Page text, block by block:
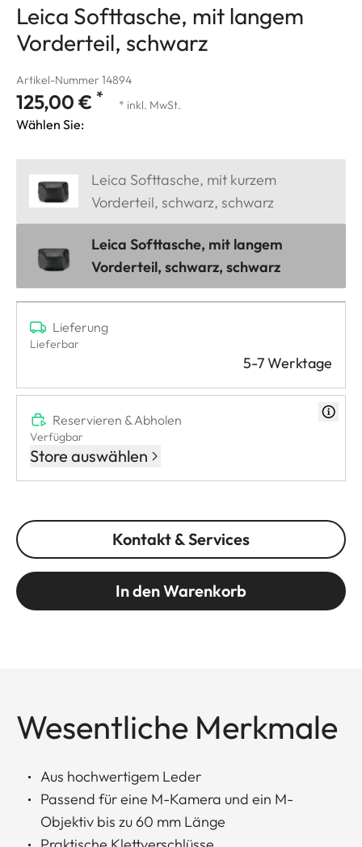
Leica Softtasche, mit langem
Vorderteil, schwarz
Artikel-Nummer 14894
125,00 € * * inkl. MwSt.
Wählen Sie:
Leica Softtasche, mit kurzem
Vorderteil, schwarz, schwarz
Leica Softtasche, mit langem
Vorderteil, schwarz, schwarz
Lieferung
Lieferbar
5-7 Werktage
Reservieren & Abholen
Verfügbar
Store auswählen
Kontakt & Services
In den Warenkorb
Wesentliche Merkmale
Aus hochwertigem Leder
Passend für eine M-Kamera und ein M-
Objektiv bis zu 60 mm Länge